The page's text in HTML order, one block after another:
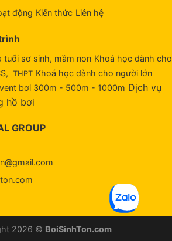
động Kiến thức Liên hệ
tuổi sơ sinh, mầm non Khoá học dành cho
THPT Khoá học dành cho người lớn
bơi 300m - 500m - 1000m Dịch vụ
hồ bơi
GROUP
2026 © BoiSinhTon.com